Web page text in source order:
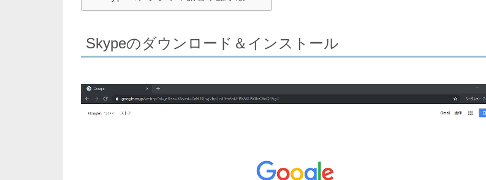
Skypeのダウンロード＆インストール
動
画
プ